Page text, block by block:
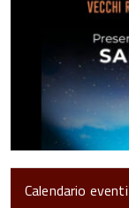
Calendario eventi